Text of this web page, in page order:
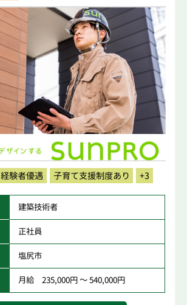
経験者優遇 子育て支援制度あり +3
建築技術者
正社員
塩尻市
月給 235,000円 ～ 540,000円